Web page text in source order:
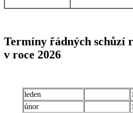
Termíny řádných schůzí
v roce 2026
leden
únor